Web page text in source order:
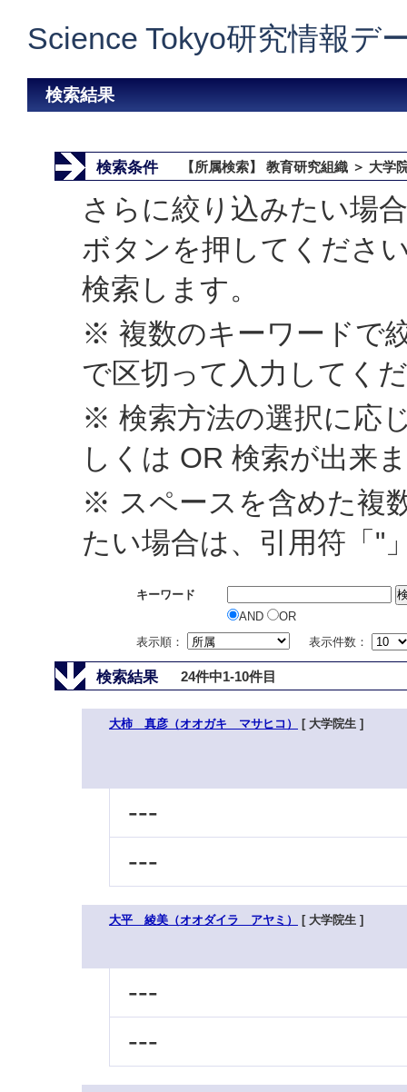
Science Tokyo研究情報デ
検索結果
検索条件 【所属検索】 教育研究組織 ＞ 大
さらに絞り込みたい場
ボタンを押してくださ
検索します。
※ 複数のキーワードで
で区切って入力してく
※ 検索方法の選択に応
しくは OR 検索が出来
※ スペースを含めた複
たい場合は、引用符「"
キーワード
AND
OR
表示順：
表示件数：
検索結果 24件中1-10件目
大柿 真彦（オオガキ マサヒコ） [ 大学院生 ]
---
---
大平 綾美（オオダイラ アヤミ） [ 大学院生 ]
---
---